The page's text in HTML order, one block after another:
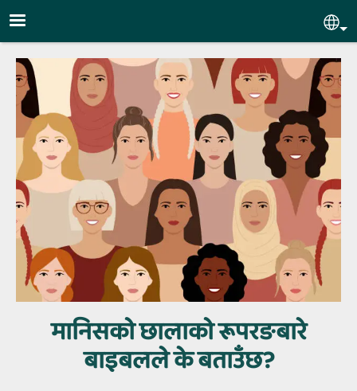
Skip to main content
मानिसको छालाको रूपरङबारे
बाइबलले के बताउँछ?